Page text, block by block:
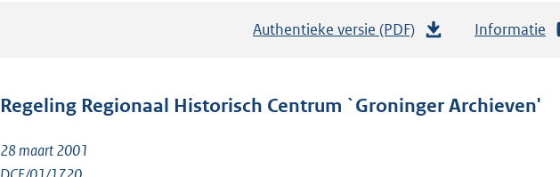
Authentieke versie (PDF)
t
Informatie
Regeling Regionaal Historisch Centrum `Groninger Archieven'
28 maart 2001